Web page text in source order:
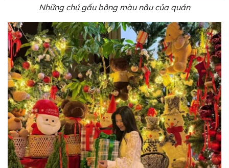
Những chú gấu bông màu nâu của quán